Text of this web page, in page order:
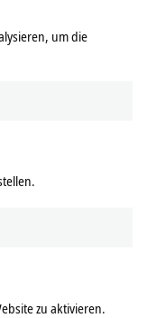
um die
zu aktivieren.